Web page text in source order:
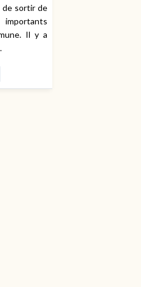
de sortir de
Il y a